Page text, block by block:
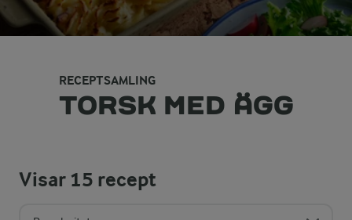
RECEPTSAMLING
TORSK MED ÄGG
Visar15 recept